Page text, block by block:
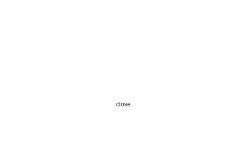
close